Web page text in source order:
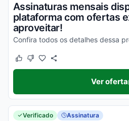
Assinaturas mensais
plataforma com ofertas
aproveitar!
Este cupom funcionou
Este cupom não funcionou
Ver oferta
Verificado Assinatura